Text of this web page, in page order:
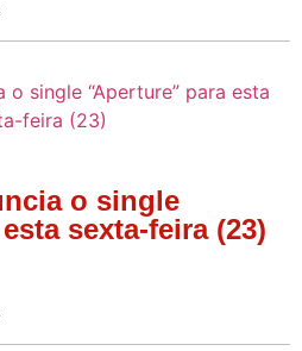
o single
sexta-feira (23)